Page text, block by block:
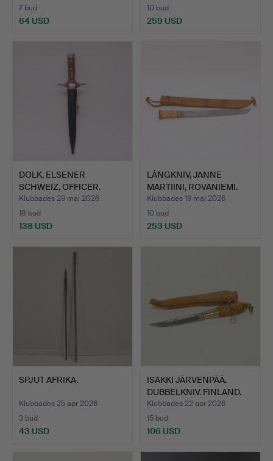
7 bud
64 USD
10 bud
259 USD
DOLK, ELSENER
SCHWEIZ, OFFICER.
Klubbades 29 maj 2026
18 bud
138 USD
LÅNGKNIV, JANNE
MARTIINI, ROVANIEMI.
Klubbades 19 maj 2026
10 bud
253 USD
SPJUT AFRIKA.
Klubbades 25 apr 2026
3 bud
43 USD
ISAKKI JÄRVENPÄÄ.
DUBBELKNIV. FINLAND.
Klubbades 22 apr 2026
15 bud
106 USD